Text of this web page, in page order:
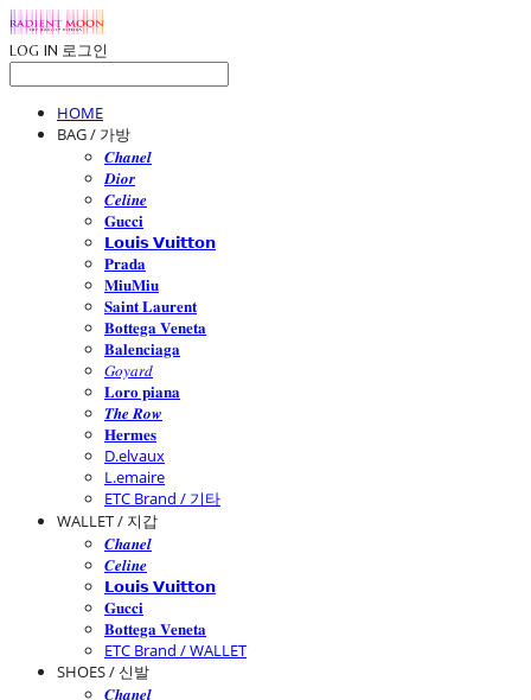
LOG IN 로그인
HOME
BAG / 가방
𝑪𝒉𝒂𝒏𝒆𝒍
𝑫𝒊𝒐𝒓
𝑪𝒆𝒍𝒊𝒏𝒆
𝐆𝐮𝐜𝐜𝐢
𝗟𝗼𝘂𝗶𝘀 𝗩𝘂𝗶𝘁𝘁𝗼𝗻
𝐏𝐫𝐚𝐝𝐚
𝐌𝐢𝐮𝐌𝐢𝐮
𝐒𝐚𝐢𝐧𝐭 𝐋𝐚𝐮𝐫𝐞𝐧𝐭
𝐁𝐨𝐭𝐭𝐞𝐠𝐚 𝐕𝐞𝐧𝐞𝐭𝐚
𝐁𝐚𝐥𝐞𝐧𝐜𝐢𝐚𝐠𝐚
𝐺𝑜𝑦𝑎𝑟𝑑
𝐋𝐨𝐫𝐨 𝐩𝐢𝐚𝐧𝐚
𝑻𝒉𝒆 𝑹𝒐𝒘
𝐇𝐞𝐫𝐦𝐞𝐬
D.elvaux
L.emaire
ETC Brand / 기타
WALLET / 지갑
𝑪𝒉𝒂𝒏𝒆𝒍
𝑪𝒆𝒍𝒊𝒏𝒆
𝗟𝗼𝘂𝗶𝘀 𝗩𝘂𝗶𝘁𝘁𝗼𝗻
𝐆𝐮𝐜𝐜𝐢
𝐁𝐨𝐭𝐭𝐞𝐠𝐚 𝐕𝐞𝐧𝐞𝐭𝐚
ETC Brand / WALLET
SHOES / 신발
𝑪𝒉𝒂𝒏𝒆𝒍